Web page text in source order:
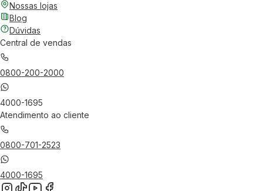
Nossas lojas
Blog
Dúvidas
Central de vendas
0800-200-2000
4000-1695
Atendimento ao cliente
0800-701-2523
4000-1695